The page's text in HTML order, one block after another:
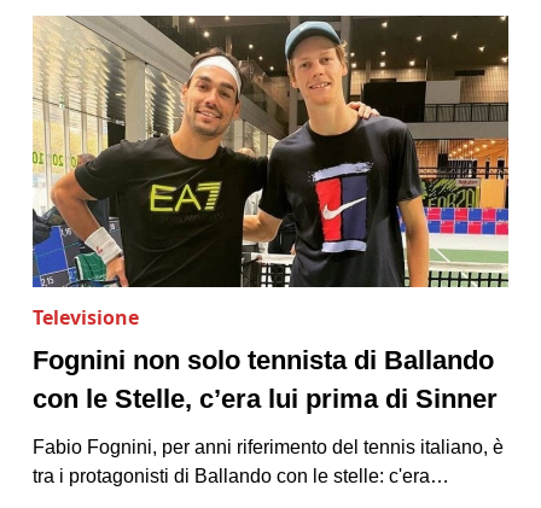
Televisione
Fognini non solo tennista di Ballando
con le Stelle, c’era lui prima di Sinner
Fabio Fognini, per anni riferimento del tennis italiano, è
tra i protagonisti di Ballando con le stelle: c'era…